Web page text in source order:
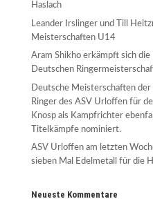
Haslach
Leander Irslinger und Till
Meisterschaften U14
Aram Shikho erkämpft sich die
Deutschen
Deutsche Meisterschaften der
Ringer des ASV Urloffen für
Knosp als Kampfrichter
Titelkämpfe nominiert.
ASV Urloffen am letzten
sieben Mal Edelmetall für die
Neueste Kommentare